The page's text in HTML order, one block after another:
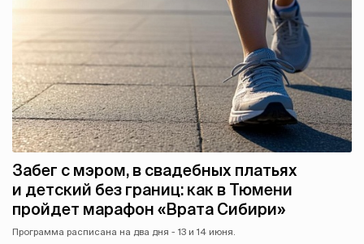
Забег с мэром, в свадебных платьях
и детский без границ: как в Тюмени
пройдет марафон «Врата Сибири»
Программа расписана на два дня - 13 и 14 июня.